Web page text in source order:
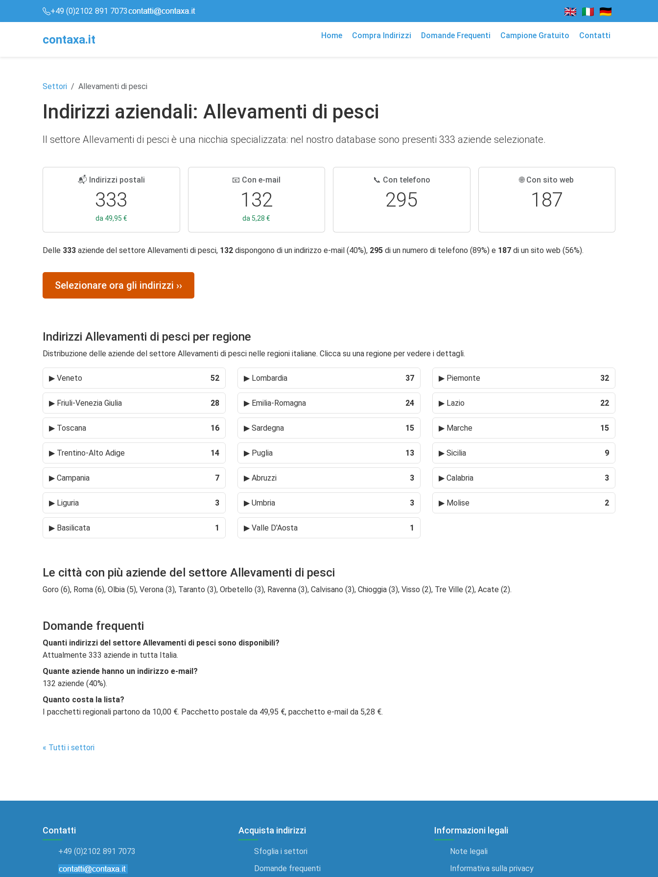
+49 (0)2102 891 7073
contaxa.it Home Compra Indirizzi Domande Frequenti Campione Gratuito Contatti
Settori Allevamenti di pesci
Indirizzi aziendali: Allevamenti di pesci
Il settore Allevamenti di pesci è una nicchia specializzata: nel nostro database sono presenti 333 aziende selezionate.
📬 Indirizzi postali
333
da 49,95 €
📧 Con e-mail
132
da 5,28 €
📞 Con telefono
295
🌐 Con sito web
187
Delle 333 aziende del settore Allevamenti di pesci, 132 dispongono di un indirizzo e-mail (40%), 295 di un numero di telefono (89%) e 187 di un sito web (56%).
Selezionare ora gli indirizzi ››
Indirizzi Allevamenti di pesci per regione
Distribuzione delle aziende del settore Allevamenti di pesci nelle regioni italiane. Clicca su una regione per vedere i dettagli.
▶ Veneto 52 ▶ Lombardia 37 ▶ Piemonte 32
▶ Friuli-Venezia Giulia 28 ▶ Emilia-Romagna 24 ▶ Lazio 22
▶ Toscana 16 ▶ Sardegna 15 ▶ Marche 15
▶ Trentino-Alto Adige 14 ▶ Puglia 13 ▶ Sicilia 9
▶ Campania 7 ▶ Abruzzi 3 ▶ Calabria 3
▶ Liguria 3 ▶ Umbria 3 ▶ Molise 2
▶ Basilicata 1 ▶ Valle D'Aosta 1
Le città con più aziende del settore Allevamenti di pesci
Goro (6), Roma (6), Olbia (5), Verona (3), Taranto (3), Orbetello (3), Ravenna (3), Calvisano (3), Chioggia (3), Visso (2), Tre Ville (2), Acate (2).
Domande frequenti
Quanti indirizzi del settore Allevamenti di pesci sono disponibili?
Attualmente 333 aziende in tutta Italia.
Quante aziende hanno un indirizzo e-mail?
132 aziende (40%).
Quanto costa la lista?
I pacchetti regionali partono da 10,00 €. Pacchetto postale da 49,95 €, pacchetto e-mail da 5,28 €.
« Tutti i settori
Contatti
+49 (0)2102 891 7073
Acquista indirizzi
Sfoglia i settori
Domande frequenti
Informazioni legali
Note legali
Informativa sulla privacy